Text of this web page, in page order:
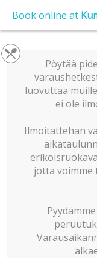
Book online at
Pöytää
luovuttaa
ei ole
Ilmoitattehan
jotta voimme